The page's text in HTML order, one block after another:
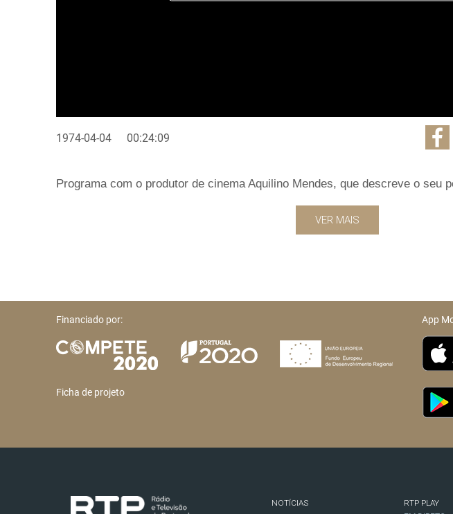
1974-04-04 00:24:09
Programa com o produtor de cinema Aquilino Mendes, que descreve o seu
VER MAIS
Financiado por:
Ficha de projeto
App
NOTÍCIAS
RTP PLAY